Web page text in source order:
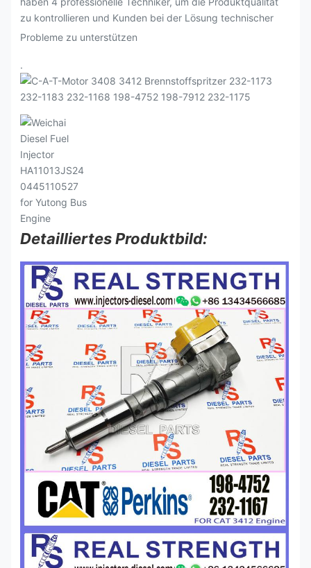
zu kontrollieren und Kunden bei der Lösung technischer
Probleme zu unterstützen
.
Detailliertes Produktbild: